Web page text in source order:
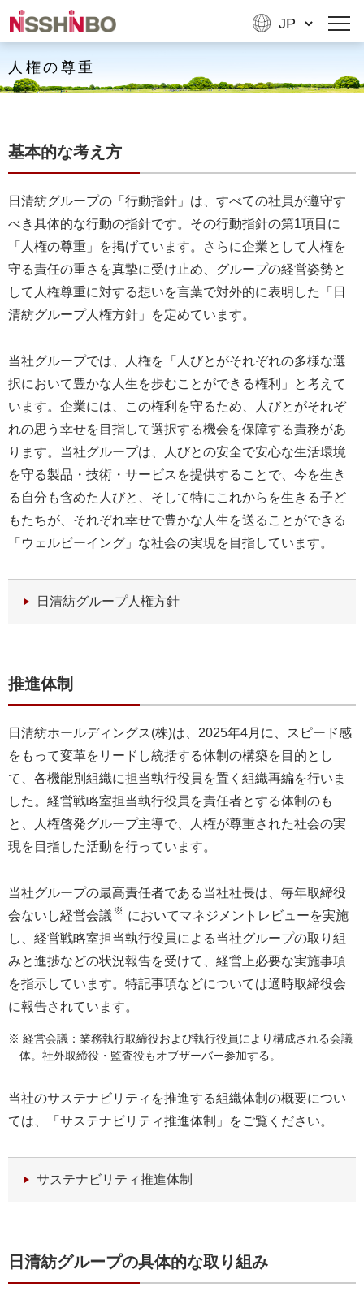
人権の尊重
基本的な考え方
日清紡グループの「行動指針」は、すべての社員が遵守す
べき具体的な行動の指針です。その行動指針の第1項目に
「人権の尊重」を掲げています。さらに企業として人権を
守る責任の重さを真摯に受け止め、グループの経営姿勢と
して人権尊重に対する想いを言葉で対外的に表明した「日
清紡グループ人権方針」を定めています。
当社グループでは、人権を「人びとがそれぞれの多様な選
択において豊かな人生を歩むことができる権利」と考えて
います。企業には、この権利を守るため、人びとがそれぞ
れの思う幸せを目指して選択する機会を保障する責務があ
ります。当社グループは、人びとの安全で安心な生活環境
を守る製品・技術・サービスを提供することで、今を生き
る自分も含めた人びと、そして特にこれからを生きる子ど
もたちが、それぞれ幸せで豊かな人生を送ることができる
「ウェルビーイング」な社会の実現を目指しています。
日清紡グループ人権方針
推進体制
日清紡ホールディングス(株)は、2025年4月に、スピード感
をもって変革をリードし統括する体制の構築を目的とし
て、各機能別組織に担当執行役員を置く組織再編を行いま
した。経営戦略室担当執行役員を責任者とする体制のも
と、人権啓発グループ主導で、人権が尊重された社会の実
現を目指した活動を行っています。
当社グループの最高責任者である当社社長は、毎年取締役
会ないし経営会議 ※ においてマネジメントレビューを実施
し、経営戦略室担当執行役員による当社グループの取り組
みと進捗などの状況報告を受けて、経営上必要な実施事項
を指示しています。特記事項などについては適時取締役会
に報告されています。
※ 経営会議：業務執行取締役および執行役員により構成される会議
体。社外取締役・監査役もオブザーバー参加する。
当社のサステナビリティを推進する組織体制の概要につい
ては、「サステナビリティ推進体制」をご覧ください。
サステナビリティ推進体制
日清紡グループの具体的な取り組み